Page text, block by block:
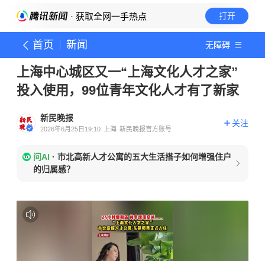
· 获取全网一手热点 打开
首页 新闻 无障碍
上海中心城区又一“上海文化人才之家”
投入使用，99位青年文化人才有了新家
新民晚报
2026年6月25日19:10 上海 新民晚报官方账号
关注
问AI · 市北高新人才公寓的五大生活搭子如何增强住户
的归属感？